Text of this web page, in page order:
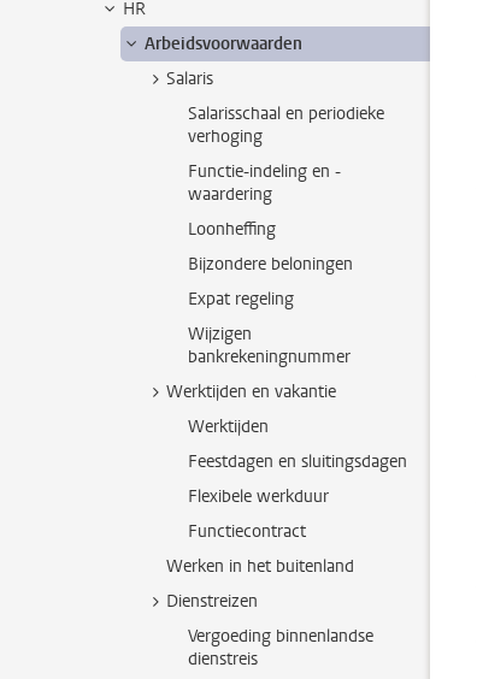
HR
Arbeidsvoorwaarden
Salaris
Salarisschaal en periodieke
verhoging
Functie-indeling en -
waardering
Loonheffing
Bijzondere beloningen
Expat regeling
Wijzigen
bankrekeningnummer
Werktijden en vakantie
Werktijden
Feestdagen en sluitingsdagen
Flexibele werkduur
Functiecontract
Werken in het buitenland
Dienstreizen
Vergoeding binnenlandse
dienstreis